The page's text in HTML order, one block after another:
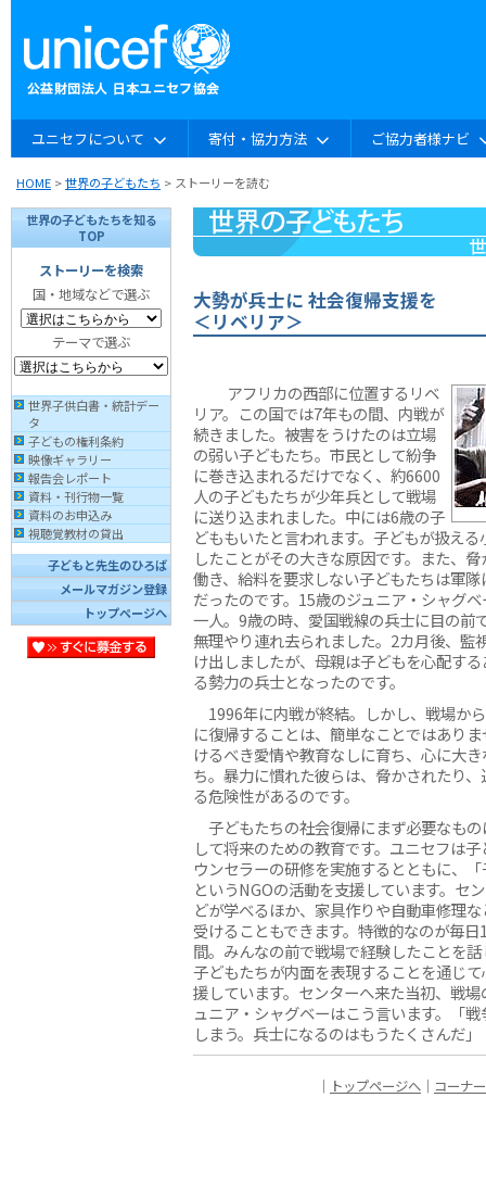
ユニセフについて 寄付・協力方法 ご協力者様ナビ
HOME >世界の子どもたち > ストーリーを読む
世界の子どもたちを知る
TOP
ストーリーを検索
国・地域などで選ぶ
テーマで選ぶ
世界子供白書・統計デー
タ
子どもの権利条約
映像ギャラリー
報告会レポート
資料・刊行物一覧
資料のお申込み
視聴覚教材の貸出
子どもと先生のひろば
メールマガジン登録
トップページへ
大勢が兵士に 社会復帰支援を
＜リベリア＞
アフリカの西部に位置するリベ
リア。この国では7年もの間、内戦が
続きました。被害をうけたのは立場
の弱い子どもたち。市民として紛争
に巻き込まれるだけでなく、約6600
人の子どもたちが少年兵として戦場
に送り込まれました。中には6歳の子
どももいたと言われます。子どもが扱え
したことがその大きな原因です。また、
働き、給料を要求しない子どもたちは軍
だったのです。15歳のジュニア・シャグ
一人。9歳の時、愛国戦線の兵士に目の前
無理やり連れ去られました。2カ月後、監
け出しましたが、母親は子どもを心配す
る勢力の兵士となったのです。
1996年に内戦が終結。しかし、戦場か
に復帰することは、簡単なことではあり
けるべき愛情や教育なしに育ち、心に大
ち。暴力に慣れた彼らは、脅かされたり
る危険性があるのです。
子どもたちの社会復帰にまず必要なも
して将来のための教育です。ユニセフは
ウンセラーの研修を実施するとともに、
というNGOの活動を支援しています。セ
どが学べるほか、家具作りや自動車修理
受けることもできます。特徴的なのが毎
間。みんなの前で戦場で経験したことを
子どもたちが内面を表現することを通じ
援しています。センターへ来た当初、戦
ュニア・シャグベーはこう言います。「
しまう。兵士になるのはもうたくさんだ」
｜ トップページへ ｜ コーナ